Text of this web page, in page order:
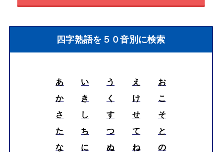
四字熟語を５０音別に検索
あ い う え
お
か
き く け
こ
さ
し す せ
そ
た
ち つ て
と
な
に ぬ ね
の